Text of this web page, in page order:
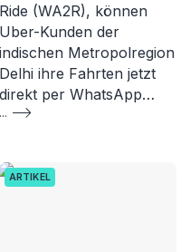
Ride (WA2R), können
Uber-Kunden der
indischen Metropolregion
Delhi ihre Fahrten jetzt
direkt per WhatsApp…
...
ARTIKEL